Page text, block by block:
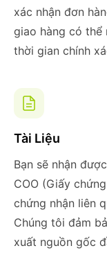
xác nhận đơn
giao hàng có thể
thời gian chính
Tài Liệu
Bạn sẽ nhận
COO (Giấy
chứng nhận liên
Chúng tôi đảm
xuất nguồn gốc